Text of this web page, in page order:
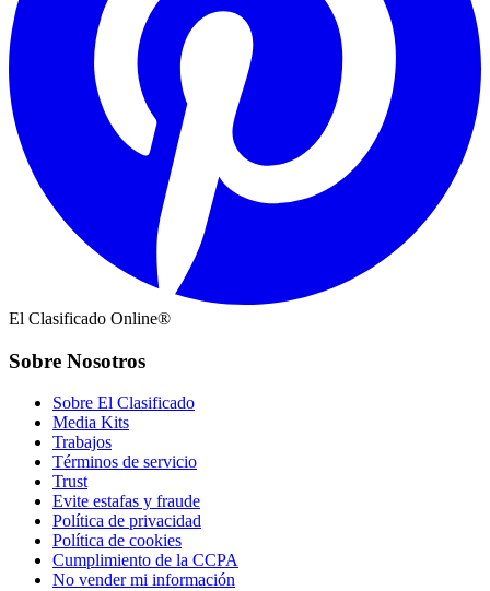
El Clasificado Online®
Sobre Nosotros
Sobre El Clasificado
Media Kits
Trabajos
Términos de servicio
Trust
Evite estafas y fraude
Política de privacidad
Política de cookies
Cumplimiento de la CCPA
No vender mi información